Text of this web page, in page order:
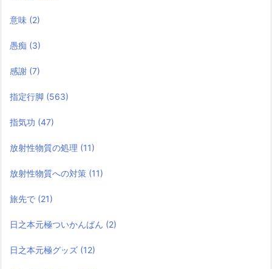
意味 (2)
愚痴 (3)
感謝 (7)
指定行脚 (563)
指気功 (47)
放射性物質の処理 (11)
放射性物質への対策 (11)
旅先で (21)
日之本元極ついかんばん (2)
日之本元極グッズ (12)